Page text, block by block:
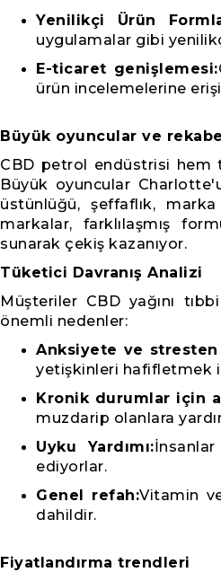
Yenilikçi Ürün
uygulamalar gibi
E-ticaret genişlemesi:
ürün incelemelerine
Büyük oyuncular ve
CBD petrol endüstrisi hem
Büyük oyuncular
üstünlüğü, şeffaflık,
markalar, farklılaşmış
sunarak çekiş kazanıyor.
Tüketici Davranış Analizi
Müşteriler CBD yağını
önemli nedenler:
Anksiyete ve
yetişkinleri hafifletmek
Kronik durumlar için
muzdarip olanlara
Uyku Yardımı:
ediyorlar.
Genel refah:Vitamin
dahildir.
Fiyatlandırma trendleri